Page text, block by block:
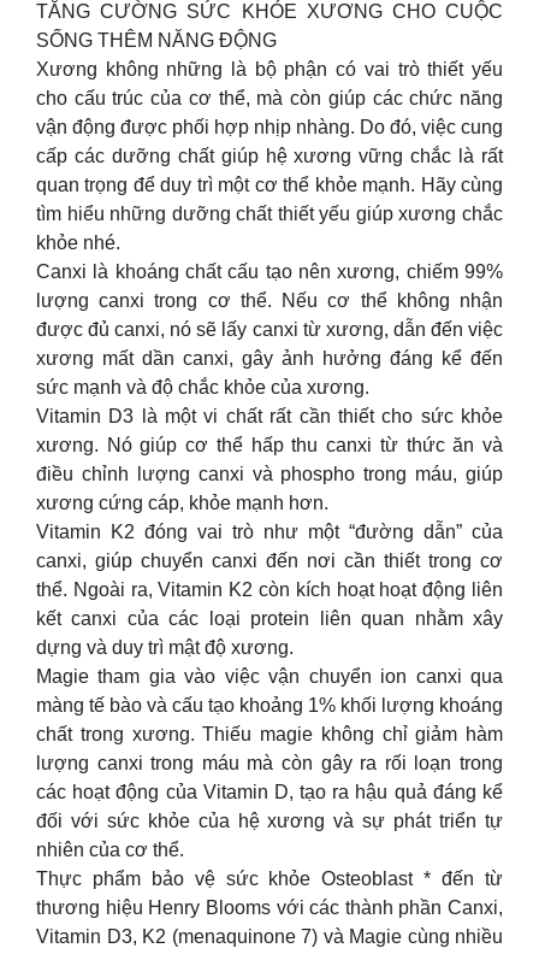
TĂNG CƯỜNG SỨC KHỎE XƯƠNG CHO CUỘC
SỐNG THÊM NĂNG ĐỘNG
Xương không những là bộ phận có vai trò thiết yếu
cho cấu trúc của cơ thể, mà còn giúp các chức năng
vận động được phối hợp nhịp nhàng. Do đó, việc cung
cấp các dưỡng chất giúp hệ xương vững chắc là rất
quan trọng để duy trì một cơ thể khỏe mạnh. Hãy cùng
tìm hiểu những dưỡng chất thiết yếu giúp xương chắc
khỏe nhé.
Canxi là khoáng chất cấu tạo nên xương, chiếm 99%
lượng canxi trong cơ thể. Nếu cơ thể không nhận
được đủ canxi, nó sẽ lấy canxi từ xương, dẫn đến việc
xương mất dần canxi, gây ảnh hưởng đáng kể đến
sức mạnh và độ chắc khỏe của xương.
Vitamin D3 là một vi chất rất cần thiết cho sức khỏe
xương. Nó giúp cơ thể hấp thu canxi từ thức ăn và
điều chỉnh lượng canxi và phospho trong máu, giúp
xương cứng cáp, khỏe mạnh hơn.
Vitamin K2 đóng vai trò như một “đường dẫn” của
canxi, giúp chuyển canxi đến nơi cần thiết trong cơ
thể. Ngoài ra, Vitamin K2 còn kích hoạt hoạt động liên
kết canxi của các loại protein liên quan nhằm xây
dựng và duy trì mật độ xương.
Magie tham gia vào việc vận chuyển ion canxi qua
màng tế bào và cấu tạo khoảng 1% khối lượng khoáng
chất trong xương. Thiếu magie không chỉ giảm hàm
lượng canxi trong máu mà còn gây ra rối loạn trong
các hoạt động của Vitamin D, tạo ra hậu quả đáng kể
đối với sức khỏe của hệ xương và sự phát triển tự
nhiên của cơ thể.
Thực phẩm bảo vệ sức khỏe Osteoblast * đến từ
thương hiệu Henry Blooms với các thành phần Canxi,
Vitamin D3, K2 (menaquinone 7) và Magie cùng nhiều